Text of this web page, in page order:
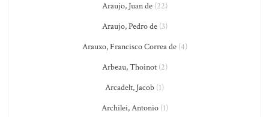
Araujo, Juan de(22)
Araujo, Pedro de(3)
Arauxo, Francisco Correa de(4)
Arbeau, Thoinot(2)
Arcadelt, Jacob (1)
Archilei, Antonio(1)